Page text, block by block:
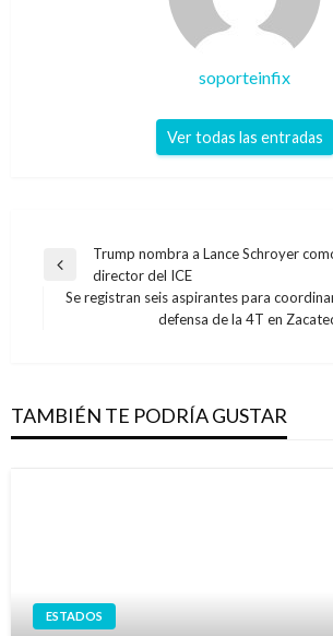
soporteinfix
Ver todas las entradas
Navegación
de
Entrada
anterior
Trump nombra a Lance Schroyer
director del ICE
Se registran seis aspirantes para
defensa de la 4T en
TAMBIÉN TE PODRÍA GUSTAR
ESTADOS